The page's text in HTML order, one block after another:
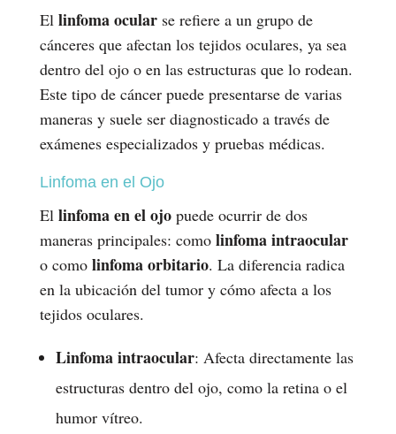
El linfoma ocularse refiere a un grupo de
cánceres que afectan los tejidos oculares, ya sea
dentro del ojo o en las estructuras que lo rodean.
Este tipo de cáncer puede presentarse de varias
maneras y suele ser diagnosticado a través de
exámenes especializados y pruebas médicas.
Linfoma en el Ojo
El linfoma en el ojopuede ocurrir de dos
maneras principales: como linfoma intraocular
o como linfoma orbitario. La diferencia radica
en la ubicación del tumor y cómo afecta a los
tejidos oculares.
Linfoma intraocular: Afecta directamente las
estructuras dentro del ojo, como la retina o el
humor vítreo.